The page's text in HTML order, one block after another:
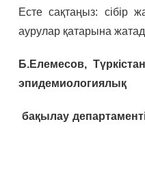
Есте сақтаңыз: сібір
аурулар қатарына
Б.Елемесов,
эпидемиологиялық
бақылау